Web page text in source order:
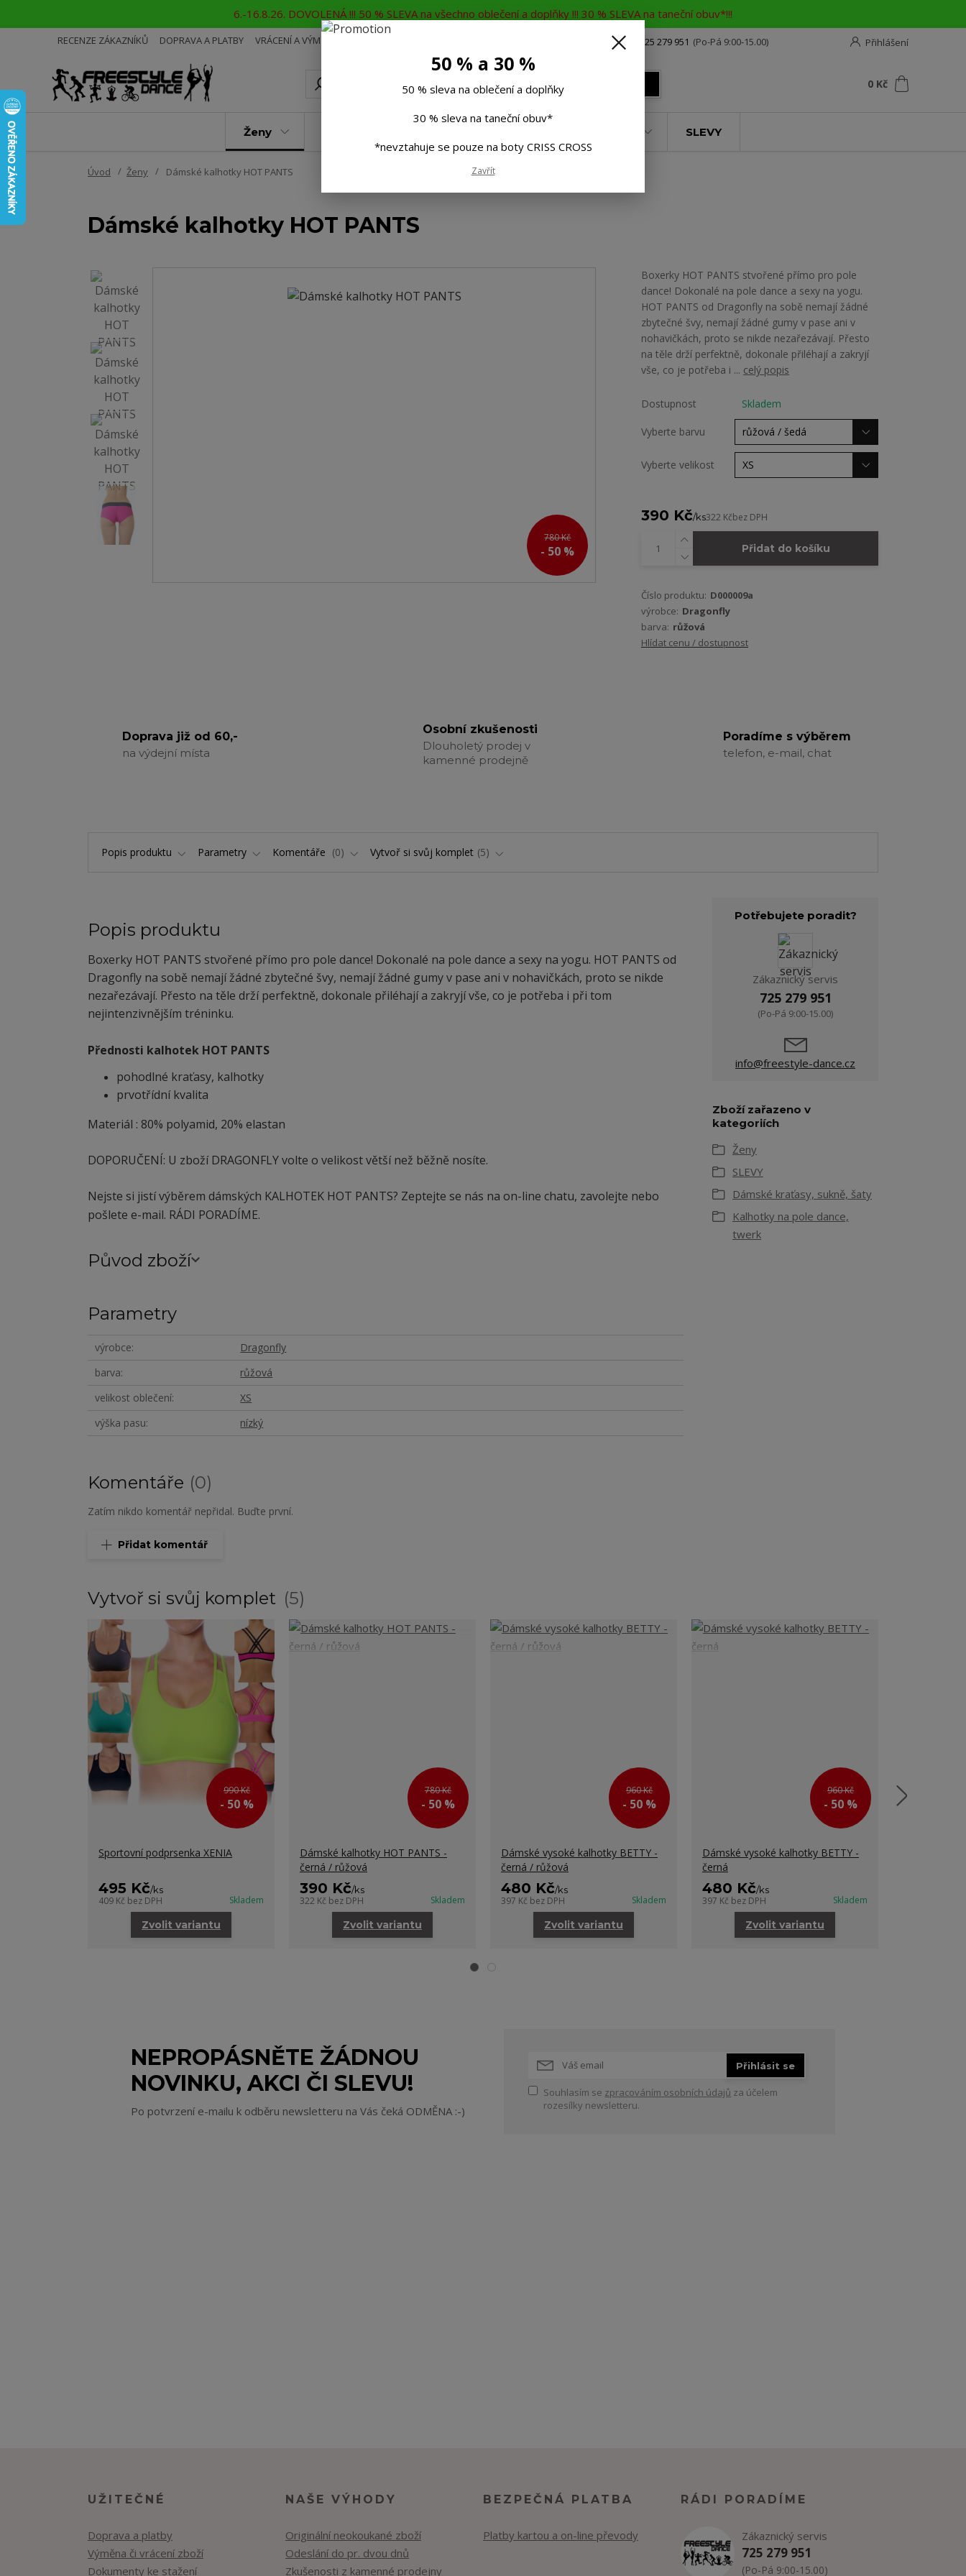
6.-16.8.26. DOVOLENÁ !!! 50 % SLEVA na všechno oblečení a doplňky !!! 30 % SLEVA na taneční obuv*!!!
RECENZE ZÁKAZNÍKŮ DOPRAVA A PLATBY VRÁCENÍ A VÝMĚNA Přihlášení
Rádi Vám poradíme 725 279 951 (Po-Pá 9:00-15.00)
0 Kč
Ženy SLEVY
Úvod Ženy Dámské kalhotky HOT PANTS
Dámské kalhotky HOT PANTS
780 Kč
- 50 %
Boxerky HOT PANTS stvořené přímo pro pole
dance! Dokonalé na pole dance a sexy na yogu.
HOT PANTS od Dragonfly na sobě nemají žádné
zbytečné švy, nemají žádné gumy v pase ani v
nohavičkách, proto se nikde nezařezávají. Přesto
na těle drží perfektně, dokonale přiléhají a zakryjí
vše, co je potřeba i ... celý popis
Dostupnost Skladem
Vyberte barvu
Vyberte velikost
390 Kč/ks322 Kčbez DPH
Přidat do košíku
Číslo produktu: D000009a
výrobce: Dragonfly
barva: růžová
Hlídat cenu / dostupnost
Doprava již od 60,-
na výdejní místa
Osobní zkušenosti
Dlouholetý prodej v
kamenné prodejně
Poradíme s výběrem
telefon, e-mail, chat
Popis produktu Parametry Komentáře 0 Vytvoř si svůj komplet 5
Popis produktu
Boxerky HOT PANTS stvořené přímo pro pole dance! Dokonalé na pole dance a sexy na yogu. HOT PANTS od
Dragonfly na sobě nemají žádné zbytečné švy, nemají žádné gumy v pase ani v nohavičkách, proto se nikde
nezařezávají. Přesto na těle drží perfektně, dokonale přiléhají a zakryjí vše, co je potřeba i při tom
nejintenzivnějším tréninku.
Přednosti kalhotek HOT PANTS
pohodlné kraťasy, kalhotky
prvotřídní kvalita
Materiál : 80% polyamid, 20% elastan
DOPORUČENÍ: U zboží DRAGONFLY volte o velikost větší než běžně nosíte.
Nejste si jistí výběrem dámských KALHOTEK HOT PANTS? Zeptejte se nás na on-line chatu, zavolejte nebo
pošlete e-mail. RÁDI PORADÍME.
Původ zboží
Parametry
výrobce
Dragonfly
barva
růžová
velikost oblečení
XS
výška pasu
nízký
Komentáře 0
Zatím nikdo komentář nepřidal. Buďte první.
Přidat komentář
Potřebujete poradit?
Zákaznický servis
725 279 951
(Po-Pá 9:00-15.00)
info@freestyle-dance.cz
Zboží zařazeno v
kategoriích
Ženy
SLEVY
Dámské kraťasy, sukně, šaty
Kalhotky na pole dance,
twerk
Vytvoř si svůj komplet 5
990 Kč
- 50 %
Sportovní podprsenka XENIA
495 Kč/ks
409 Kč bez DPH Skladem
Zvolit variantu
780 Kč
- 50 %
Dámské kalhotky HOT PANTS -
černá / růžová
390 Kč/ks
322 Kč bez DPH Skladem
Zvolit variantu
960 Kč
- 50 %
Dámské vysoké kalhotky BETTY -
černá / růžová
480 Kč/ks
397 Kč bez DPH Skladem
Zvolit variantu
960 Kč
- 50 %
Dámské vysoké kalhotky BETTY -
černá
480 Kč/ks
397 Kč bez DPH Skladem
Zvolit variantu
NEPROPÁSNĚTE ŽÁDNOU
NOVINKU, AKCI ČI SLEVU!
Po potvrzení e-mailu k odběru newsletteru na Vás čeká ODMĚNA :-)
Přihlásit se
Souhlasím se zpracováním osobních údajů za účelem
rozesílky newsletteru.
UŽITEČNÉ
Doprava a platby
Výměna či vrácení zboží
Dokumenty ke stažení
NAŠE VÝHODY
Originální neokoukané zboží
Odeslání do pr. dvou dnů
Zkušenosti z kamenné prodejny
BEZPEČNÁ PLATBA
Platby kartou a on-line převody
RÁDI PORADÍME
Zákaznický servis
725 279 951
(Po-Pá 9:00-15.00)
50 % a 30 %
50 % sleva na oblečení a doplňky
30 % sleva na taneční obuv*
*nevztahuje se pouze na boty CRISS CROSS
Zavřít